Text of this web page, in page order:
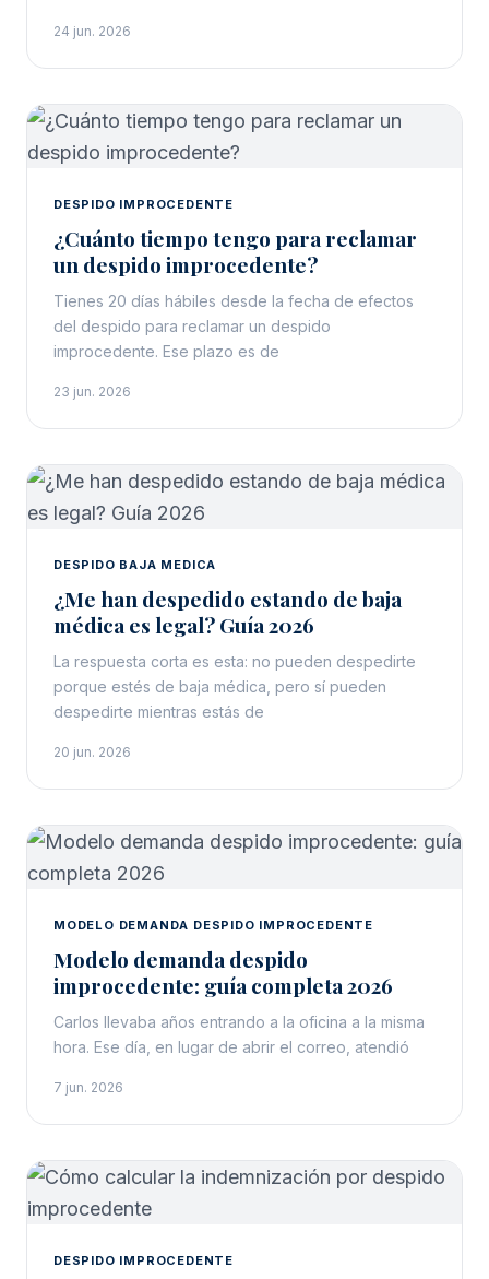
24 jun. 2026
DESPIDO IMPROCEDENTE
¿Cuánto tiempo tengo para reclamar
un despido improcedente?
Tienes 20 días hábiles desde la fecha de efectos
del despido para reclamar un despido
improcedente. Ese plazo es de
23 jun. 2026
DESPIDO BAJA MEDICA
¿Me han despedido estando de baja
médica es legal? Guía 2026
La respuesta corta es esta: no pueden despedirte
porque estés de baja médica, pero sí pueden
despedirte mientras estás de
20 jun. 2026
MODELO DEMANDA DESPIDO IMPROCEDENTE
Modelo demanda despido
improcedente: guía completa 2026
Carlos llevaba años entrando a la oficina a la misma
hora. Ese día, en lugar de abrir el correo, atendió
7 jun. 2026
DESPIDO IMPROCEDENTE